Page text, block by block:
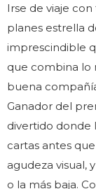
Irse de viaje
planes estrella
imprescindible
que combina lo
buena
Ganador del
divertido donde
cartas antes
agudeza visual,
o la más baja.